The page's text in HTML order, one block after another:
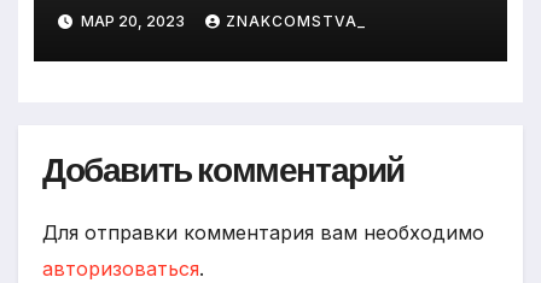
МАР 20, 2023 ZNAKCOMSTVA_
Добавить комментарий
Для отправки комментария вам необходимо
авторизоваться.